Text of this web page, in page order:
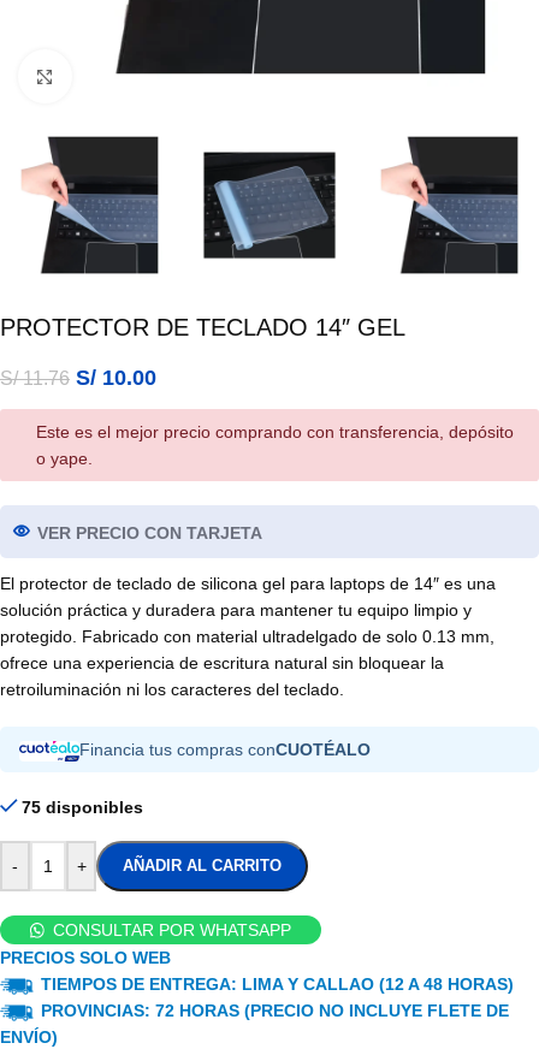
Click para ampliar
PROTECTOR DE TECLADO 14″ GEL
S/11.76 S/ 10.00
Este es el mejor precio comprando con transferencia, depósito
o yape.
VER PRECIO CON TARJETA
El protector de teclado de silicona gel para laptops de 14″ es una
solución práctica y duradera para mantener tu equipo limpio y
protegido. Fabricado con material ultradelgado de solo 0.13 mm,
ofrece una experiencia de escritura natural sin bloquear la
retroiluminación ni los caracteres del teclado.
Financia tus compras conCUOTÉALO
75 disponibles
- + AÑADIR AL CARRITO
CONSULTAR POR WHATSAPP
PRECIOS SOLO WEB
TIEMPOS DE ENTREGA: LIMA Y CALLAO (12 A 48 HORAS)
PROVINCIAS: 72 HORAS (PRECIO NO INCLUYE FLETE DE
ENVÍO)